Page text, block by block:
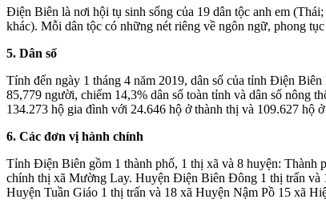
Điện Biên là nơi hội tụ sinh sống của 19 dân tộc anh em
khác). Mỗi dân tộc có những nét riêng về ngôn ngữ, phong
5. Dân số
Tính đến ngày 1 tháng 4 năm 2019, dân số của tỉnh Điện
85,779 người, chiếm 14,3% dân số toàn tỉnh và dân số nông
134.273 hộ gia đình với 24.646 hộ ở thành thị và 109.627 hộ
6. Các đơn vị hành chính
Tỉnh Điện Biên gồm 1 thành phố, 1 thị xã và 8 huyện:
chính thị xã Mường Lay. Huyện Điện Biên Đông 1 thị trấn và
Huyện Tuần Giáo 1 thị trấn và 18 xã Huyện Nậm Pồ 15 xã